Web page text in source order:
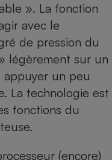
». La fonction
avec le
de pression du
légèrement sur un
un peu
La technologie est
fonctions du
(encore)